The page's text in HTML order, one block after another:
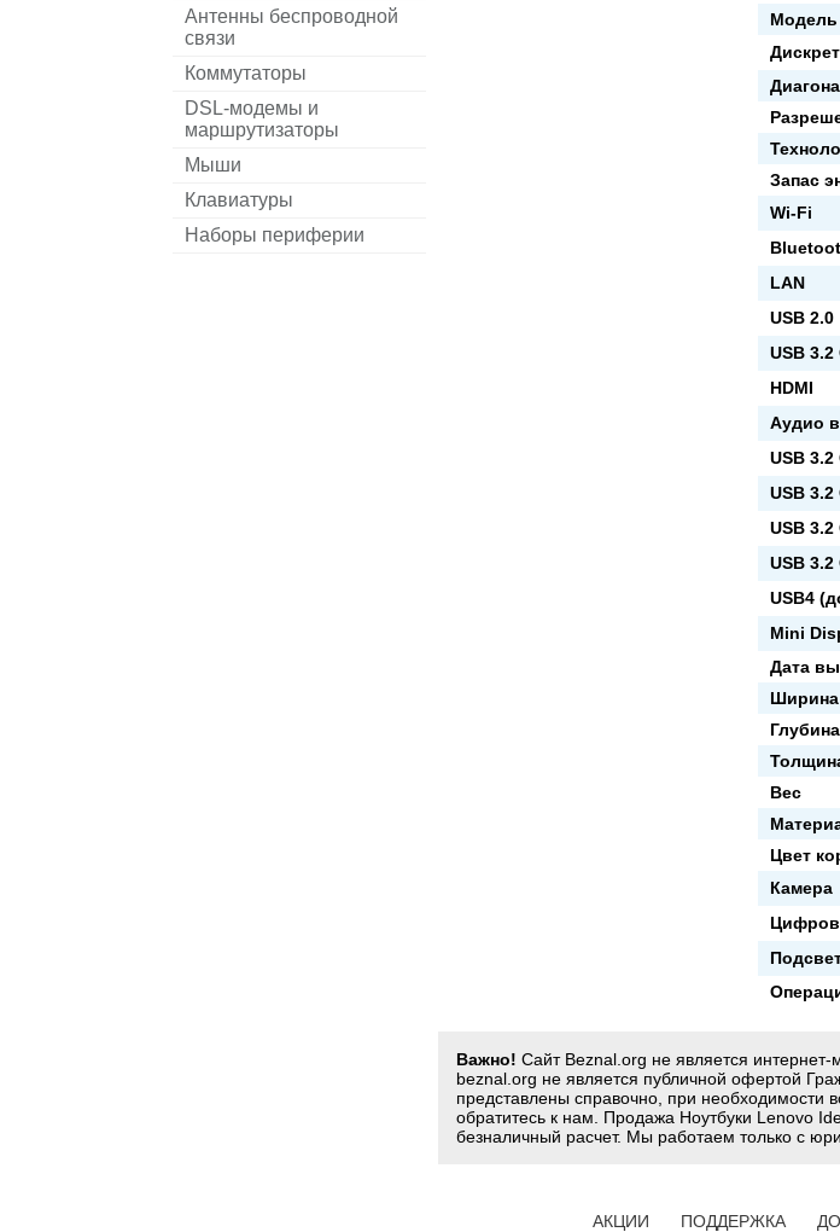
Антенны беспроводной
связи
Коммутаторы
DSL-модемы и
маршрутизаторы
Мыши
Клавиатуры
Наборы периферии
Модель
Запас
Wi-Fi
LAN
USB 2.0
USB 3.2
HDMI
Аудио
USB 3.2
USB 3.2
USB 3.2
USB 3.2
USB4
Mini
Дата
Ширина
Глубина
Вес
Цвет
Камера
Важно! Сайт Beznal.org не является
beznal.org не является публичной офертой
представлены справочно, при необходимости
обратитесь к нам. Продажа Ноутбуки Lenovo
безналичный расчет. Мы работаем только с
АКЦИИ ПОДДЕРЖКА